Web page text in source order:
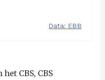
CBS, CBS